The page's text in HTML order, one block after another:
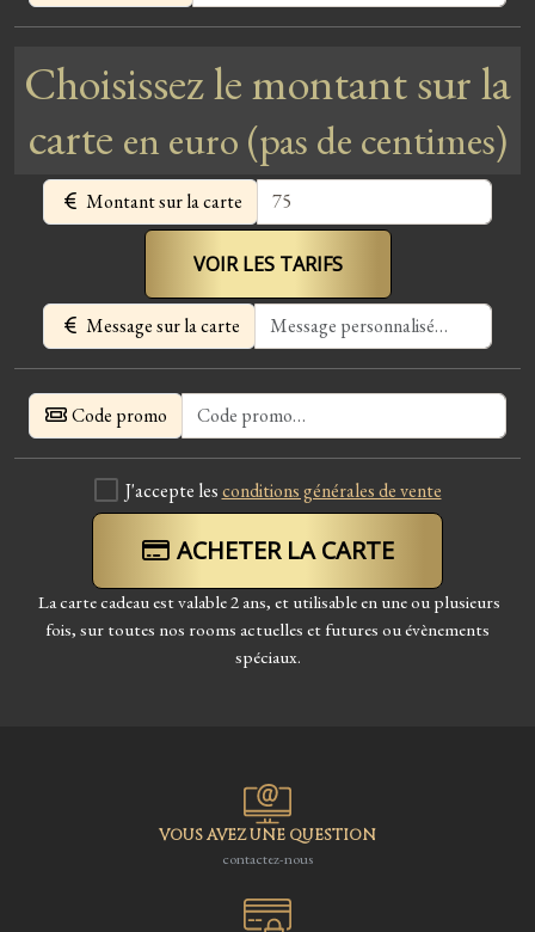
Choisissez le montant sur la
carte en euro (pas de centimes)
Montant sur la carte
VOIR LES TARIFS
Message sur la carte
Code promo
J'accepte lesconditions générales de vente
ACHETER LA CARTE
La carte cadeau est valable 2 ans, et utilisable en une ou plusieurs
fois, sur toutes nos rooms actuelles et futures ou évènements
spéciaux.
VOUS AVEZ UNE QUESTION
contactez-nous